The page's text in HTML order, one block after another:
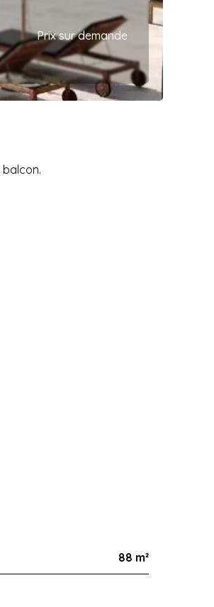
Prix sur demande
88 m²